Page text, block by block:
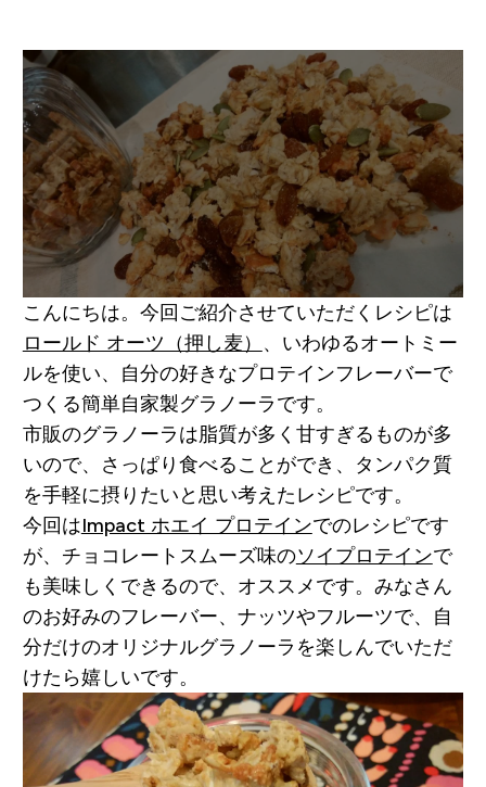
こんにちは。今回ご紹介させていただくレシピは
ロールド オーツ（押し麦）
、いわゆるオートミー
ルを使い、自分の好きなプロテインフレーバーで
つくる簡単自家製グラノーラです。
市販のグラノーラは脂質が多く甘すぎるものが多
いので、さっぱり食べることができ、タンパク質
を手軽に摂りたいと思い考えたレシピです。
今回はImpact ホエイ プロテインでのレシピです
が、チョコレートスムーズ味のソイプロテインで
も美味しくできるので、オススメです。みなさん
のお好みのフレーバー、ナッツやフルーツで、自
分だけのオリジナルグラノーラを楽しんでいただ
けたら嬉しいです。